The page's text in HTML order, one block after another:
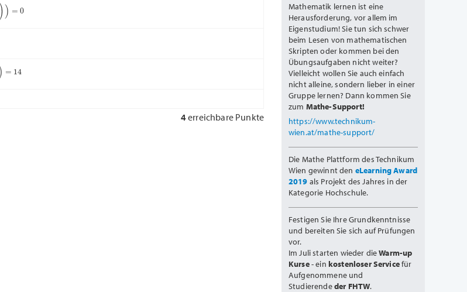
4erreichbare Punkte
Mathematik lernen ist eine
Herausforderung, vor allem im
Eigenstudium! Sie tun sich schwer
beim Lesen von mathematischen
Skripten oder kommen bei den
Übungsaufgaben nicht weiter?
Vielleicht wollen Sie auch einfach
nicht alleine, sondern lieber in einer
Gruppe lernen? Dann kommen Sie
zum Mathe-Support!
https://www.technikum-
wien.at/mathe-support/
Die Mathe Plattform des Technikum
Wien gewinnt den eLearning Award
2019 als Projekt des Jahres in der
Kategorie Hochschule.
Festigen Sie Ihre Grundkenntnisse
und bereiten Sie sich auf Prüfungen
vor.
Im Juli starten wieder dieWarm-up
Kurse- ein kostenloser Servicefür
Aufgenommene und
Studierendeder FHTW.